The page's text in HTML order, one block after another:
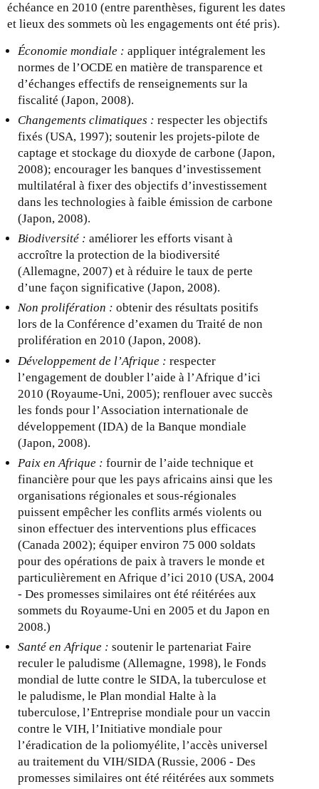
échéance en 2010 (entre parenthèses, figurent les dates
et lieux des sommets où les engagements ont été pris).
Économie mondiale : appliquer intégralement les
normes de l’OCDE en matière de transparence et
d’échanges effectifs de renseignements sur la
fiscalité (Japon, 2008).
Changements climatiques : respecter les objectifs
fixés (USA, 1997); soutenir les projets-pilote de
captage et stockage du dioxyde de carbone (Japon,
2008); encourager les banques d’investissement
multilatéral à fixer des objectifs d’investissement
dans les technologies à faible émission de carbone
(Japon, 2008).
Biodiversité : améliorer les efforts visant à
accroître la protection de la biodiversité
(Allemagne, 2007) et à réduire le taux de perte
d’une façon significative (Japon, 2008).
Non prolifération : obtenir des résultats positifs
lors de la Conférence d’examen du Traité de non
prolifération en 2010 (Japon, 2008).
Développement de l’Afrique : respecter
l’engagement de doubler l’aide à l’Afrique d’ici
2010 (Royaume-Uni, 2005); renflouer avec succès
les fonds pour l’Association internationale de
développement (IDA) de la Banque mondiale
(Japon, 2008).
Paix en Afrique : fournir de l’aide technique et
financière pour que les pays africains ainsi que les
organisations régionales et sous-régionales
puissent empêcher les conflits armés violents ou
sinon effectuer des interventions plus efficaces
(Canada 2002); équiper environ 75 000 soldats
pour des opérations de paix à travers le monde et
particulièrement en Afrique d’ici 2010 (USA, 2004
- Des promesses similaires ont été réitérées aux
sommets du Royaume-Uni en 2005 et du Japon en
2008.)
Santé en Afrique : soutenir le partenariat Faire
reculer le paludisme (Allemagne, 1998), le Fonds
mondial de lutte contre le SIDA, la tuberculose et
le paludisme, le Plan mondial Halte à la
tuberculose, l’Entreprise mondiale pour un vaccin
contre le VIH, l’Initiative mondiale pour
l’éradication de la poliomyélite, l’accès universel
au traitement du VIH/SIDA (Russie, 2006 - Des
promesses similaires ont été réitérées aux sommets